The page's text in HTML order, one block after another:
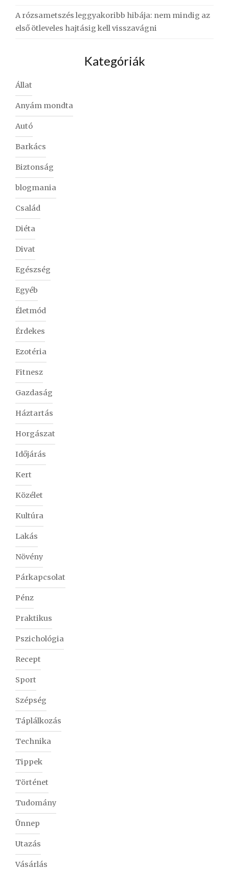
A rózsametszés leggyakoribb hibája: nem mindig az
első ötleveles hajtásig kell visszavágni
Kategóriák
Állat
Anyám mondta
Autó
Barkács
Biztonság
blogmania
Család
Diéta
Divat
Egészség
Egyéb
Életmód
Érdekes
Ezotéria
Fitnesz
Gazdaság
Háztartás
Horgászat
Időjárás
Kert
Közélet
Kultúra
Lakás
Növény
Párkapcsolat
Pénz
Praktikus
Pszichológia
Recept
Sport
Szépség
Táplálkozás
Technika
Tippek
Történet
Tudomány
Ünnep
Utazás
Vásárlás